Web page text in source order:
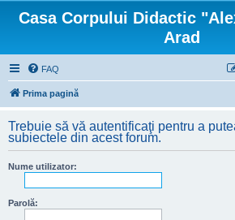
Casa Corpului Didactic
Arad
FAQ
Prima pagină
Trebuie să vă autentificaţi pentru a
subiectele din acest forum.
Nume utilizator:
Parolă: